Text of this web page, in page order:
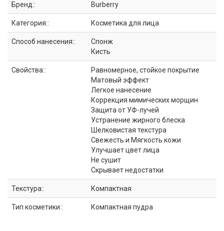
Бренд:: Burberry
Категория:: Косметика для лица
Способ нанесения::
Спонж
Кисть
Свойства::
Равномерное, стойкое покрытие
Матовый эффект
Легкое нанесение
Коррекция мимических морщин
Защита от УФ-лучей
Устранение жирного блеска
Шелковистая текстура
Свежесть и Мягкость кожи
Улучшает цвет лица
Не сушит
Скрывает недостатки
Текстура:: Компактная
Тип косметики:: Компактная пудра